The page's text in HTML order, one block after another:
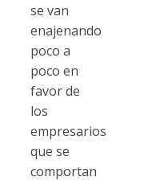
se van
enajenando
poco a
poco en
favor de
los
empresarios
que se
comportan